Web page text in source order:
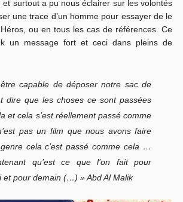
et surtout a pu nous éclairer sur les volontés
une trace d’un homme pour essayer de le
ou en tous les cas de références. Ce
un message fort et ceci dans pleins de
capable de déposer notre sac de
dire que les choses ce sont passées
et cela s’est réellement passé comme
pas un film que nous avons faire
cela c’est passé comme cela …
qu’est ce que l’on fait pour
et pour demain (…) » Abd Al Malik